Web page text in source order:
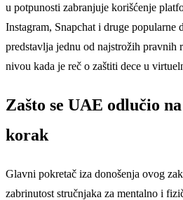
u potpunosti zabranjuje korišćenje
Instagram, Snapchat i druge popularne
predstavlja jednu od najstrožih pravnih
nivou kada je reč o zaštiti dece u
Zašto se UAE odlučio
korak
Glavni pokretač iza donošenja ovog
zabrinutost stručnjaka za mentalno i